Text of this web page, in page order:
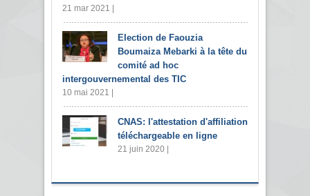
21 mar 2021 |
Election de Faouzia
Boumaiza Mebarki à la tête du
comité ad hoc
intergouvernemental des TIC
10 mai 2021 |
CNAS: l'attestation d'affiliation
téléchargeable en ligne
21 juin 2020 |